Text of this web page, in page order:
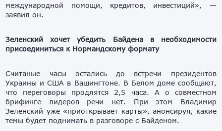
международной помощи, кредитов, инвестиций», —
заявил он.
Зеленский хочет убедить Байдена в необходимости
присоединиться к Нормандскому формату
Считаные часы остались до встречи президентов
Украины и США в Вашингтоне. В Белом доме сообщают,
что переговоры продлятся 2,5 часа. А о совместном
брифинге лидеров речи нет. При этом Владимир
Зеленский уже «приоткрывает карты», анонсируя, какие
темы будет поднимать в разговоре с Байденом.